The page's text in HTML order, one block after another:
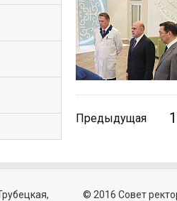
Предыдущая 1
© 2016 Совет